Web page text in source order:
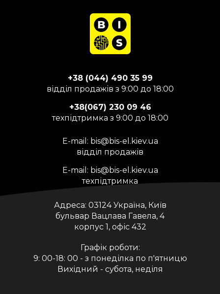
+38 (044) 490 35 99
відділ продажів з 9:00 до 18:00
+38(067) 230 09 46
техпідтримка з 9:00 до 18:00
E-mail: bis@bis-el.kiev.ua
відділ продажів
E-mail: bis@bis-el.kiev.ua
техпідтримка
Адреса: 03124 Україна, Київ
бульвар Вацлава Гавела, 4
корпус 1, офіс 432
Графік роботи:
9: 00-18: 00 - з понеділка по п'ятницю
Вихідний - субота, неділя